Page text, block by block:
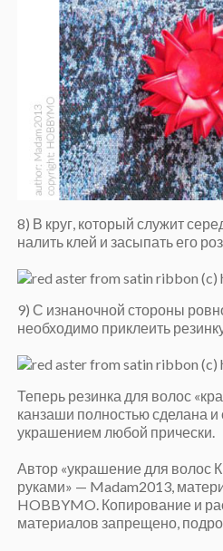
8) В круг, который служит
налить клей и засыпать его
9) С изнаночной стороны
необходимо приклеить
Теперь резинка для волос
канзаши полностью сделана
украшением любой прически.
Автор «украшение для волос
руками» — Madam2013,
HOBBYMO. Копирование и
материалов запрещено,